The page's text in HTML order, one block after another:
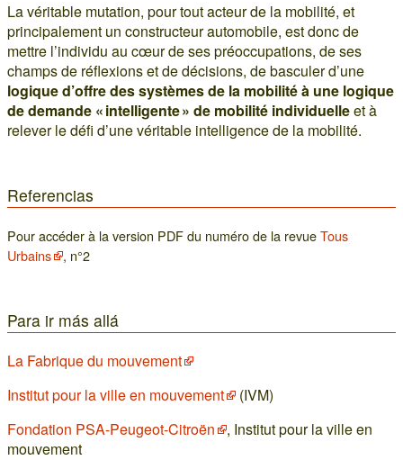
La véritable mutation, pour tout acteur de la mobilité, et
principalement un constructeur automobile, est donc de
mettre l’individu au cœur de ses préoccupations, de ses
champs de réflexions et de décisions, de basculer d’une
logique d’offre des systèmes de la mobilité à une logique
de demande « intelligente » de mobilité individuelleet à
relever le défi d’une véritable intelligence de la mobilité.
Referencias
Pour accéder à la version PDF du numéro de la revueTous
Urbains
, n°2
Para ir más allá
La Fabrique du mouvement
Institut pour la ville en mouvement
(IVM)
Fondation PSA-Peugeot-Citroën
, Institut pour la ville en
mouvement